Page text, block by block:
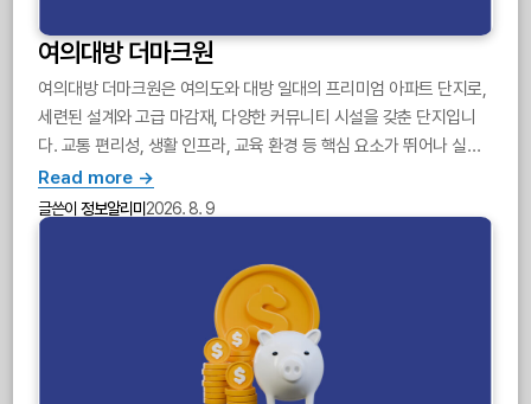
여의대방 더마크원
여의대방 더마크원은 여의도와 대방 일대의 프리미엄 아파트 단지로,
세련된 설계와 고급 마감재, 다양한 커뮤니티 시설을 갖춘 단지입니
다. 교통 편리성, 생활 인프라, 교육 환경 등 핵심 요소가 뛰어나 실거
주와 투자 모두에서 매력적입니다.
Read more →
글쓴이정보알리미 2026. 8. 9